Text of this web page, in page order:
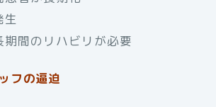
生
期間のリハビリが必要
フの逼迫